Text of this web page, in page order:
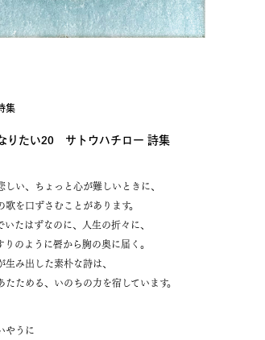
集
りたい20 サトウハチロー 詩集
い、ちょっと心が難しいときに、
を口ずさむことがあります。
たはずなのに、人生の折々に、
りのように唇から胸の奥に届く。
み出した素朴な詩は、
たためる、いのちの力を宿しています。
やうに